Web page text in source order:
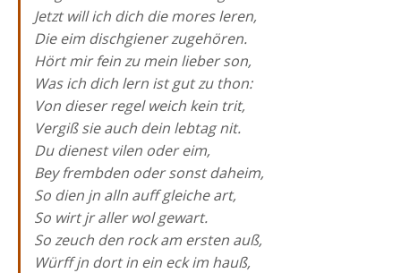
Jetzt will ich dich die mores leren,
Die eim dischgiener zugehören.
Hört mir fein zu mein lieber son,
Was ich dich lern ist gut zu thon:
Von dieser regel weich kein trit,
Vergiß sie auch dein lebtag nit.
Du dienest vilen oder eim,
Bey frembden oder sonst daheim,
So dien jn alln auff gleiche art,
So wirt jr aller wol gewart.
So zeuch den rock am ersten auß,
Würff jn dort in ein eck im hauß,